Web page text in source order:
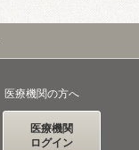
医療機関の方へ
医療機関
ログイン